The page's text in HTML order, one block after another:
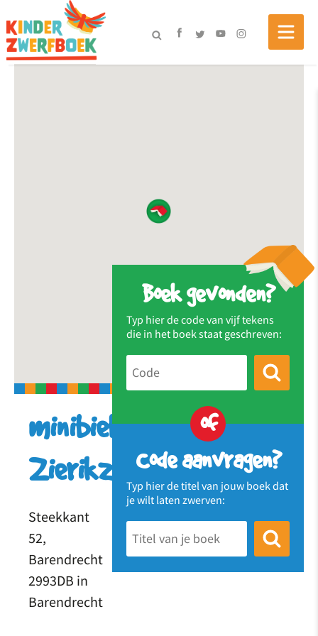
Boek gevonden?
Typ hier de code van vijf tekens
die in het boek staat geschreven:
of
Code aanvragen?
Typ hier de titel van jouw boek dat
je wilt laten zwerven:
minibieb
Zierikzee
Steekkant
52,
Barendrecht
2993DB in
Barendrecht